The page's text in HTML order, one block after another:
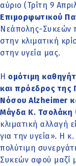
αύριο (Τρίτη 9
Επιμορφωτικού
Νεάπολης-Συκεών
στην κλιματική
στην υγεία μας.
Η oμότιμη
και πρόεδρος της
Νόσου Alzheimer
Μάγδα Κ. Τσολάκη
κλιματική αλλαγή
για την υγεία». Η
πολύτιμη
Συκεών αφού μαζί